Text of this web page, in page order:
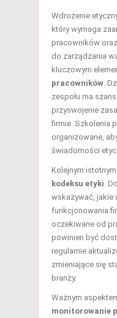
Wdrożenie
który wymaga
pracowników
do zarządzania
kluczowym
pracowników .
zespołu ma
przyswojenie
firmie. Szkolenia
organizowane,
świadomości
Kolejnym
kodeksu etyki .
wskazywać, jakie
funkcjonowania
oczekiwane od
powinien być
regularnie
zmieniające się
branży.
Ważnym
monitorowanie